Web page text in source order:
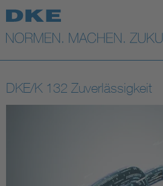
Top-Themen
VDE Fokusthemen
Digital Security
DKE/K 132 Zuverlässigkeit